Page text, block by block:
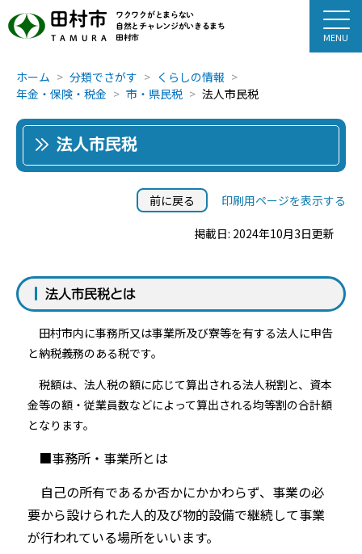
田村市
TAMURA
ワクワクがとまらない
自然とチャレンジがいきるまち
田村市
ホーム 分類でさがす
くらしの情報
年金・保険・税金
市・県民税 法人市民税
法人市民税
前に戻る 印刷用ページを表示する
掲載日: 2024年10月3日更新
法人市民税とは
田村市内に事務所又は事業所及び寮等を有する法人に申告
と納税義務のある税です。
税額は、法人税の額に応じて算出される法人税割と、資本
金等の額・従業員数などによって算出される均等割の合計額
となります。
■事務所・事業所とは
自己の所有であるか否かにかかわらず、事業の必
要から設けられた人的及び物的設備で継続して事業
が行われている場所をいいます。